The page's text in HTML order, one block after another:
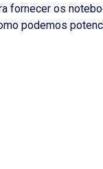
fornecer os
podemos